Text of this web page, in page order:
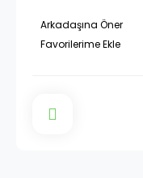
Arkadaşına Öner